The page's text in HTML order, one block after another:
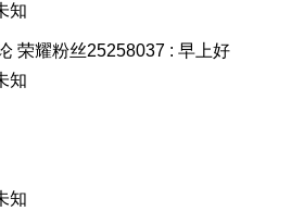
知
荣耀粉丝25258037 : 早上好
知
知